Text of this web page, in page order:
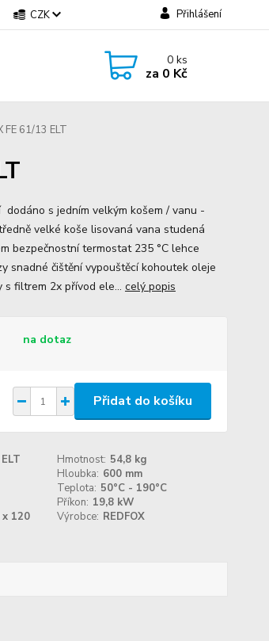
CZK Přihlášení
0ks
za 0 Kč
FE 61/13 ELT
s jedním velkým košem / vanu -
velké koše lisovaná vana studená
bezpečnostní termostat 235 °C lehce
snadné čištění vypouštěcí kohoutek oleje
filtrem 2x přívod ele... celý popis
na dotaz
Přidat do košíku
Hmotnost: 54,8 kg
Hloubka: 600 mm
Teplota: 50°C - 190°C
Příkon: 19,8 kW
120
Výrobce: REDFOX